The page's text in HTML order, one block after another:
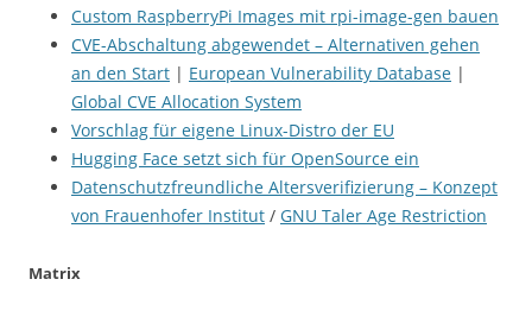
Custom RaspberryPi Images mit rpi-image-gen bauen
CVE-Abschaltung abgewendet – Alternativen gehen
an den Start | European Vulnerability Database |
Global CVE Allocation System
Vorschlag für eigene Linux-Distro der EU
Hugging Face setzt sich für OpenSource ein
Datenschutzfreundliche Altersverifizierung – Konzept
von Frauenhofer Institut / GNU Taler Age Restriction
Matrix